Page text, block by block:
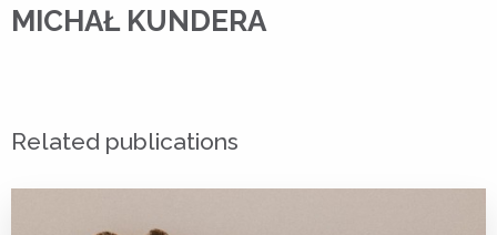
MICHAŁ KUNDERA
Related publications